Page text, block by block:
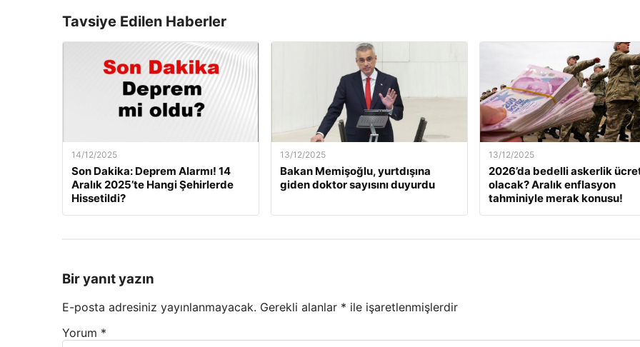
Tavsiye Edilen Haberler
14/12/2025
Son Dakika: Deprem Alarmı! 14
Aralık 2025’te Hangi Şehirlerde
Hissetildi?
13/12/2025
Bakan Memişoğlu, yurtdışına
giden doktor sayısını duyurdu
13/12/2025
2026’da bedelli askerlik
olacak? Aralık enflasyon
tahminiyle merak konusu!
Bir yanıt yazın
E-posta adresiniz yayınlanmayacak. Gerekli alanlar * ile işaretlenmişlerdir
Yorum *